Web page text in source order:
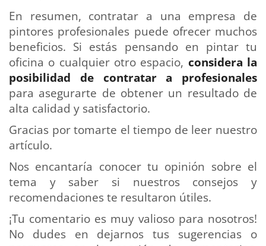
En resumen, contratar a una empresa de
pintores profesionales puede ofrecer muchos
beneficios. Si estás pensando en pintar tu
oficina o cualquier otro espacio, considera la
posibilidad de contratar a profesionales
para asegurarte de obtener un resultado de
alta calidad y satisfactorio.
Gracias por tomarte el tiempo de leer nuestro
artículo.
Nos encantaría conocer tu opinión sobre el
tema y saber si nuestros consejos y
recomendaciones te resultaron útiles.
¡Tu comentario es muy valioso para nosotros!
No dudes en dejarnos tus sugerencias o